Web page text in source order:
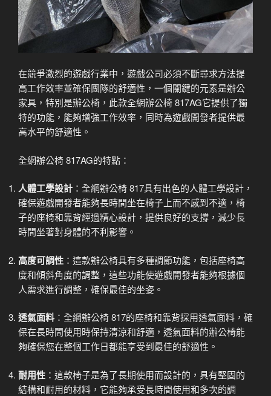
在競爭激烈的遊戲行業中，遊戲公司必須不斷尋求方法提
高工作效率並確保團隊的舒適性，一個關鍵的元素是辦公
家具，特別是辦公椅，此款全網辦公椅 817AG它提供了獨
特的功能，能夠增強工作效率，同時為遊戲開發者提供最
高水平的舒適性。
全網辦公椅 817AG的特點：
人體工學設計 ：全網辦公椅 817具有出色的人體工學設計，
確保遊戲開發者能夠長時間坐在椅子上而不感到不適，椅
子的座椅和靠背經過精心設計，提供良好的支撐，減少長
時間坐著對身體的不利影響。
高度可調性 ：這款辦公椅具有多種調節功能，包括座椅高
度和傾斜角度的調整，這些功能使遊戲開發者能夠根據個
人需求進行調整，確保最佳的坐姿。
透氣面料 ：全網辦公椅 817的座椅和靠背採用透氣面料，確
保在長時間使用時保持清涼和舒適，透氣面料的辦公椅能
夠確保您在整個工作日都能享受到最佳的舒適性。
耐用性 ：這款椅子是為了長期使用而設計的，具有堅固的
結構和耐用的材料，它能夠承受長時間使用和多次的調